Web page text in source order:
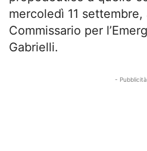
mercoledì 11 settembre,
Commissario per
Gabrielli.
-